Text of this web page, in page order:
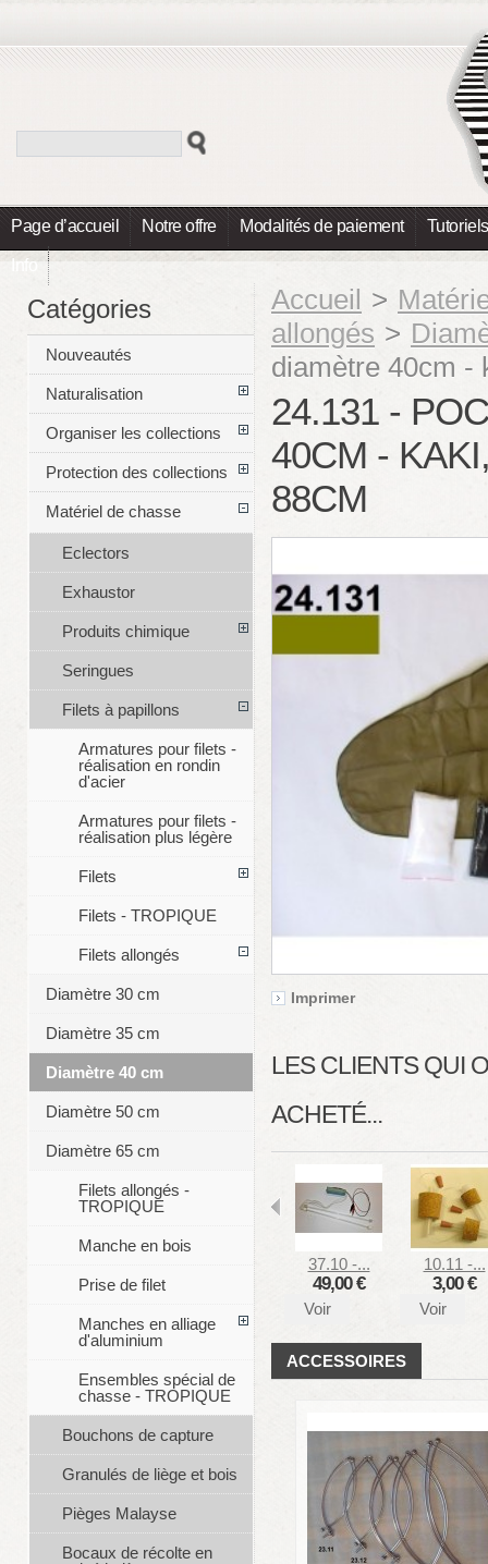
Page d’accueil Notre offre Modalités de paiement Tutoriels
Info
Accueil >
allongés >
diamètre 40cm -
24.131 -
40CM -
88CM
Imprimer
LES CLIENTS QUI
ACHETÉ...
37.10 -...
49,00 €
Voir
10.11 -...
3,00 €
Voir
ACCESSOIRES
Catégories
Nouveautés
Naturalisation
Organiser les collections
Protection des collections
Matériel de chasse
Eclectors
Exhaustor
Produits chimique
Seringues
Filets à papillons
Armatures pour filets -
réalisation en rondin
d'acier
Armatures pour filets -
réalisation plus légère
Filets
Filets - TROPIQUE
Filets allongés
Diamètre 30 cm
Diamètre 35 cm
Diamètre 40 cm
Diamètre 50 cm
Diamètre 65 cm
Filets allongés -
TROPIQUE
Manche en bois
Prise de filet
Manches en alliage
d'aluminium
Ensembles spécial de
chasse - TROPIQUE
Bouchons de capture
Granulés de liège et bois
Pièges Malayse
Bocaux de récolte en